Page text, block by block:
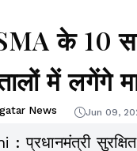
के 10
में लगेंगे
News Jun 09,
: प्रधानमंत्री